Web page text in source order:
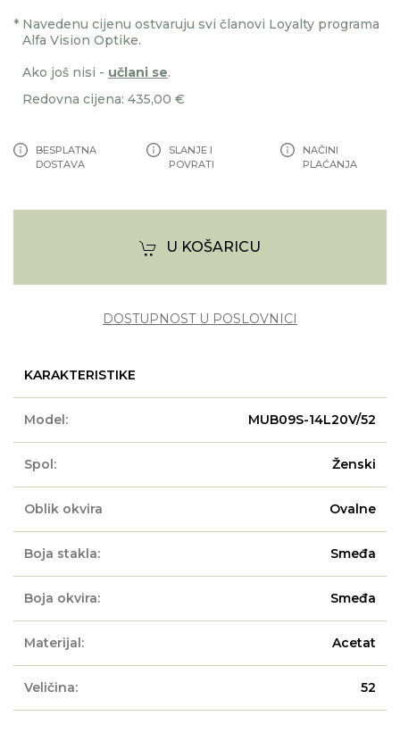
* Navedenu cijenu ostvaruju svi članovi Loyalty programa
Alfa Vision Optike.
Ako još nisi - učlani se.
Redovna cijena: 435,00 €
BESPLATNA
DOSTAVA
SLANJE I
POVRATI
NAČINI
PLAĆANJA
U KOŠARICU
DOSTUPNOST U POSLOVNICI
KARAKTERISTIKE
Model: MUB09S-14L20V/52
Spol: Ženski
Oblik okvira Ovalne
Boja stakla: Smeđa
Boja okvira: Smeđa
Materijal: Acetat
Veličina: 52